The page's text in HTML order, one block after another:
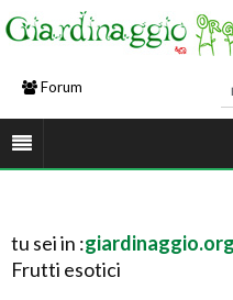
Forum
tu sei in :giardinaggio.org
Frutti esotici